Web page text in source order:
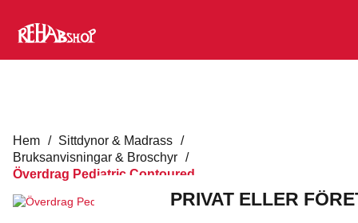
Hem / Sittdynor & Madrass /
Bruksanvisningar & Broschyr /
Överdrag Pediatric Contoured
PRIVAT ELLER